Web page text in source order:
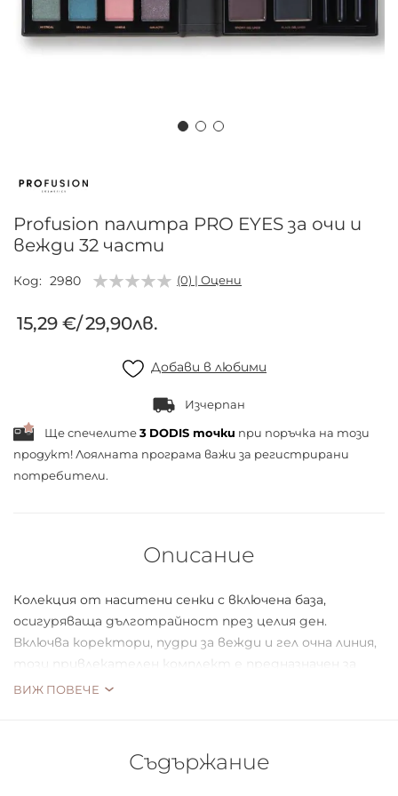
началото
галерия
със
снимки
Profusion палитра PRO EYES за очи и
вежди 32 части
Код 2980 (0) | Оцени
15,29 €/29,90лв.
Добави в любими
Изчерпан
Ще спечелите3 DODIS точки при поръчка на този
продукт! Лоялната програма важи за регистрирани
потребители.
Описание
Колекция от наситени сенки с включена база,
осигуряваща дълготрайност през целия ден.
Включва коректори, пудри за вежди и гел очна линия,
този привлекателен комплект е предназначен за
създаване на невероятни цветни комбинации за
ВИЖ ПОВЕЧЕ
Съдържание